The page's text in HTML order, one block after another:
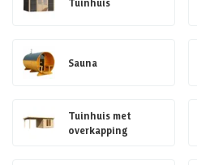
Sauna
Tuinhuis met
overkapping